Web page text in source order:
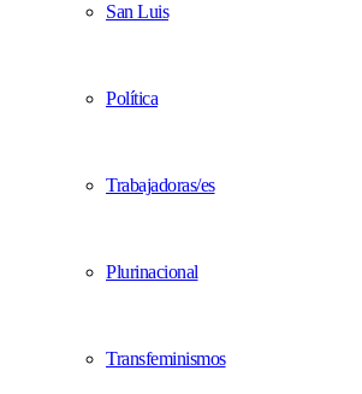
San Luis
Política
Trabajadoras/es
Plurinacional
Transfeminismos